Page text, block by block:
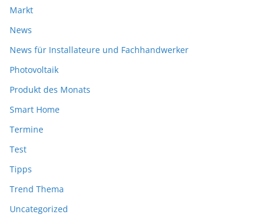
Markt
News
News für Installateure und Fachhandwerker
Photovoltaik
Produkt des Monats
Smart Home
Termine
Test
Tipps
Trend Thema
Uncategorized